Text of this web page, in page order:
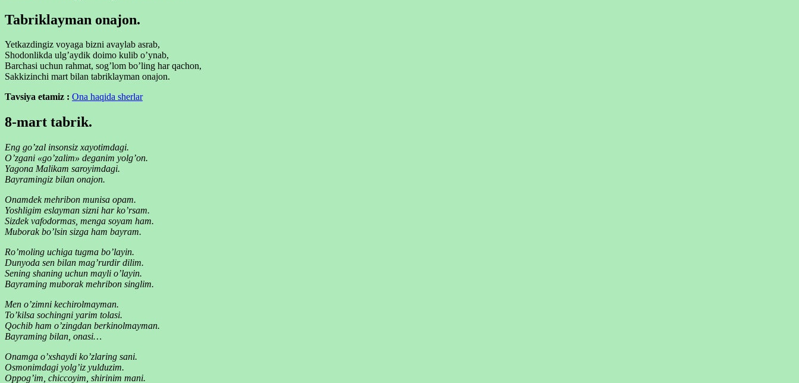
Tabriklayman onajon.
Yetkazdingiz voyaga bizni avaylab asrab,
Shodonlikda ulg’aydik doimo kulib o’ynab,
Barchasi uchun rahmat, sog’lom bo’ling har qachon,
Sakkizinchi mart bilan tabriklayman onajon.
Tavsiya etamiz : Ona haqida sherlar
8-mart tabrik.
Eng go’zal insonsiz xayotimdagi.
O’zgani «go’zalim» deganim yolg’on.
Yagona Malikam saroyimdagi.
Bayramingiz bilan onajon.
Onamdek mehribon munisa opam.
Yoshligim eslayman sizni har ko’rsam.
Sizdek vafodormas, menga soyam ham.
Muborak bo’lsin sizga ham bayram.
Ro’moling uchiga tugma bo’layin.
Dunyoda sen bilan mag’rurdir dilim.
Sening shaning uchun mayli o’layin.
Bayraming muborak mehribon singlim.
Men o’zimni kechirolmayman.
To’kilsa sochingni yarim tolasi.
Qochib ham o’zingdan berkinolmayman.
Bayraming bilan, onasi…
Onamga o’xshaydi ko’zlaring sani.
Osmonimdagi yolg’iz yulduzim.
Oppog’im, chiccoyim, shirinim mani.